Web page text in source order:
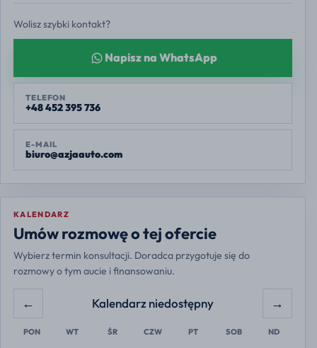
Wolisz szybki kontakt?
Napisz na WhatsApp
TELEFON
+48 452 395 736
E-MAIL
biuro@azjaauto.com
KALENDARZ
Umów rozmowę o tej ofercie
Wybierz termin konsultacji. Doradca przygotuje się do
rozmowy o tym aucie i finansowaniu.
Europe/Warsaw
← Kalendarz niedostępny →
PON WT ŚR CZW PT SOB ND